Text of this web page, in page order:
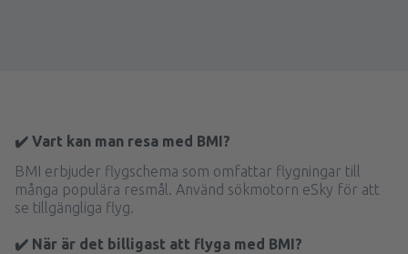
✔️ Vart kan man resa med BMI?
BMI erbjuder flygschema som omfattar flygningar till
många populära resmål. Använd sökmotorn eSky för att
se tillgängliga flyg.
✔️ När är det billigast att flyga med BMI?